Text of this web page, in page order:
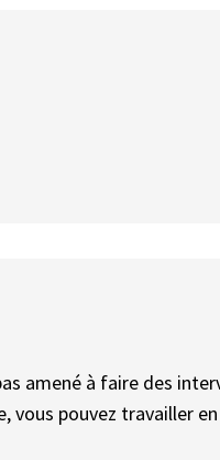
amené à faire des
vous pouvez travailler